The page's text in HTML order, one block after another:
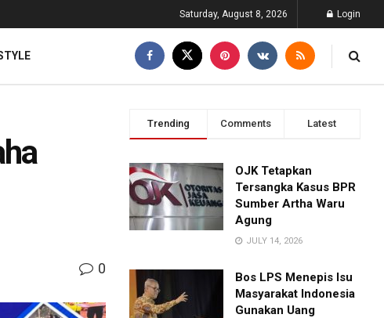
Saturday, August 8, 2026 Login
0
Trending Comments Latest
OJK Tetapkan
Tersangka Kasus BPR
Sumber Artha Waru
Agung
JULY 14, 2026
Bos LPS Menepis Isu
Masyarakat Indonesia
Gunakan Uang